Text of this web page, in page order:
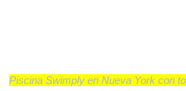
Piscina Swimply en Nueva York con